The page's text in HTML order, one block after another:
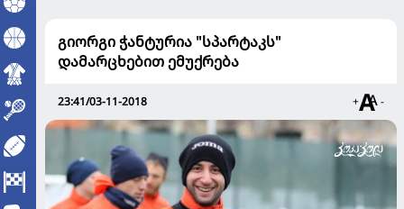
გიორგი ჭანტურია "სპარტაკს"
დამარცხებით ემუქრება
23:41/03-11-2018 + -